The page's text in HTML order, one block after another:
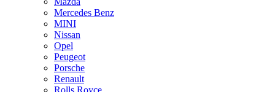
Mercedes Benz
MINI
Nissan
Opel
Peugeot
Porsche
Renault
Rolls Royce